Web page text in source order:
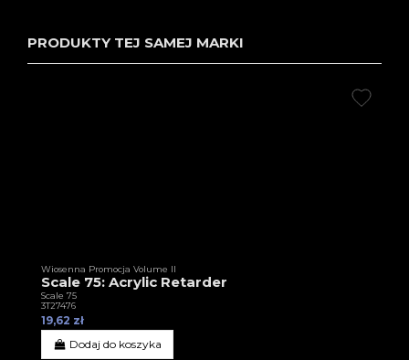
PRODUKTY TEJ SAMEJ MARKI
Wiosenna Promocja Volume II
Scale 75: Acrylic Retarder
Scale 75
3T27476
19,62 zł
Dodaj do koszyka